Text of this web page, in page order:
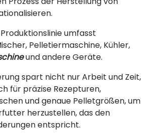
umfasst
Pelletiermaschine, Kühler,
und andere Geräte.
spart nicht nur Arbeit und Zeit,
für präzise Rezepturen,
und genaue Pelletgrößen, um
herzustellen, das den
entspricht.